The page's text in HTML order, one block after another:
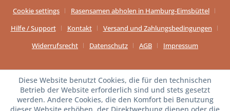
Cookie settings
Rasensamen abholen in Hamburg-Eimsbüttel
Hilfe / Support
Kontakt
Versand und Zahlungsbedingungen
Widerrufsrecht
Datenschutz AGB Impressum
Diese Website benutzt Cookies, die für den technischen
Betrieb der Website erforderlich sind und stets gesetzt
werden. Andere Cookies, die den Komfort bei Benutzung